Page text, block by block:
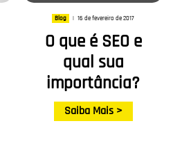
Blog | 16 de fevereiro de 2017
O que é SEO e
qual sua
importância?
Saiba Mais >